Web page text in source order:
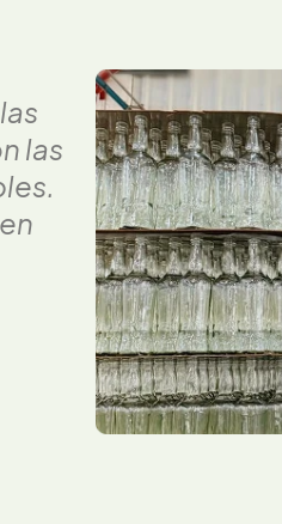
las